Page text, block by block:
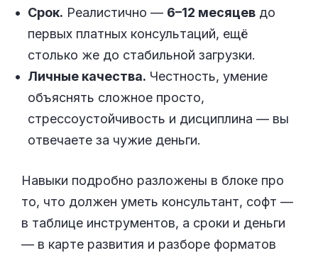
Срок. Реалистично — 6–12 месяцев до
первых платных консультаций, ещё
столько же до стабильной загрузки.
Личные качества. Честность, умение
объяснять сложное просто,
стрессоустойчивость и дисциплина — вы
отвечаете за чужие деньги.
Навыки подробно разложены в блоке про
то, что должен уметь консультант, софт —
в таблице инструментов, а сроки и деньги
— в карте развития и разборе форматов